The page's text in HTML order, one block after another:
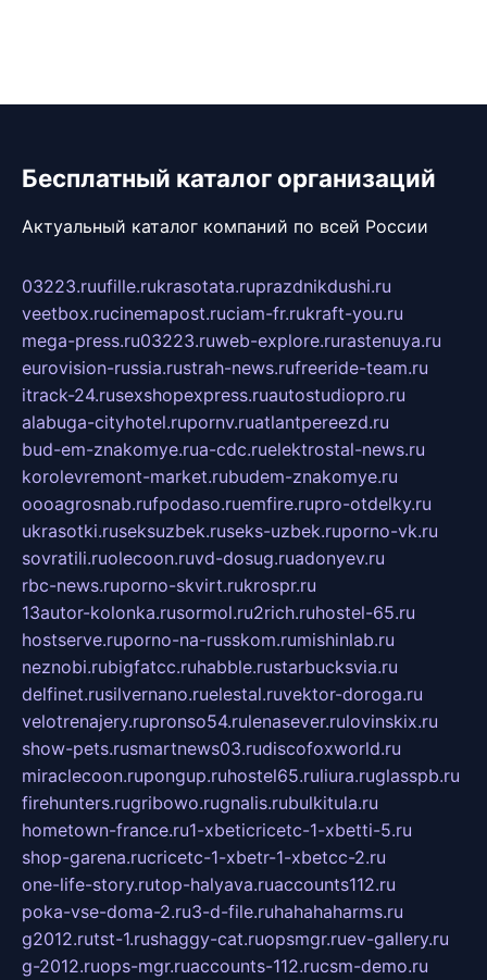
Бесплатный каталог организаций
Актуальный каталог компаний по всей России
03223.ruufille.rukrasotata.ruprazdnikdushi.ru
veetbox.rucinemapost.ruciam-fr.rukraft-you.ru
mega-press.ru03223.ruweb-explore.rurastenuya.ru
eurovision-russia.rustrah-news.rufreeride-team.ru
itrack-24.rusexshopexpress.ruautostudiopro.ru
alabuga-cityhotel.rupornv.ruatlantpereezd.ru
bud-em-znakomye.rua-cdc.ruelektrostal-news.ru
korolevremont-market.rubudem-znakomye.ru
oooagrosnab.rufpodaso.ruemfire.rupro-otdelky.ru
ukrasotki.ruseksuzbek.ruseks-uzbek.ruporno-vk.ru
sovratili.ruolecoon.ruvd-dosug.ruadonyev.ru
rbc-news.ruporno-skvirt.rukrospr.ru
13autor-kolonka.rusormol.ru2rich.ruhostel-65.ru
hostserve.ruporno-na-russkom.rumishinlab.ru
neznobi.rubigfatcc.ruhabble.rustarbucksvia.ru
delfinet.rusilvernano.ruelestal.ruvektor-doroga.ru
velotrenajery.rupronso54.rulenasever.rulovinskix.ru
show-pets.rusmartnews03.rudiscofoxworld.ru
miraclecoon.rupongup.ruhostel65.ruliura.ruglasspb.ru
firehunters.rugribowo.rugnalis.rubulkitula.ru
hometown-france.ru1-xbeticricetc-1-xbetti-5.ru
shop-garena.rucricetc-1-xbetr-1-xbetcc-2.ru
one-life-story.rutop-halyava.ruaccounts112.ru
poka-vse-doma-2.ru3-d-file.ruhahahaharms.ru
g2012.rutst-1.rushaggy-cat.ruopsmgr.ruev-gallery.ru
g-2012.ruops-mgr.ruaccounts-112.rucsm-demo.ru